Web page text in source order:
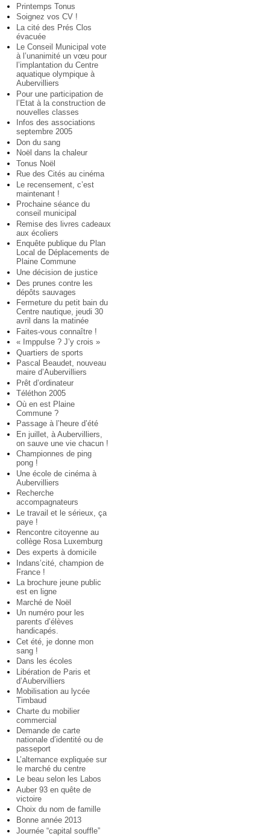
Printemps Tonus
Soignez vos CV !
La cité des Prés Clos
évacuée
Le Conseil Municipal vote
à l’unanimité un vœu pour
l’implantation du Centre
aquatique olympique à
Aubervilliers
Pour une participation de
l’Etat à la construction de
nouvelles classes
Infos des associations
septembre 2005
Don du sang
Noël dans la chaleur
Tonus Noël
Rue des Cités au cinéma
Le recensement, c’est
maintenant !
Prochaine séance du
conseil municipal
Remise des livres cadeaux
aux écoliers
Enquête publique du Plan
Local de Déplacements de
Plaine Commune
Une décision de justice
Des prunes contre les
dépôts sauvages
Fermeture du petit bain du
Centre nautique, jeudi 30
avril dans la matinée
Faites-vous connaître !
« Imppulse ? J’y crois »
Quartiers de sports
Pascal Beaudet, nouveau
maire d’Aubervilliers
Prêt d’ordinateur
Téléthon 2005
Où en est Plaine
Commune ?
Passage à l’heure d’été
En juillet, à Aubervilliers,
on sauve une vie chacun !
Championnes de ping
pong !
Une école de cinéma à
Aubervilliers
Recherche
accompagnateurs
Le travail et le sérieux, ça
paye !
Rencontre citoyenne au
collège Rosa Luxemburg
Des experts à domicile
Indans’cité, champion de
France !
La brochure jeune public
est en ligne
Marché de Noël
Un numéro pour les
parents d’élèves
handicapés.
Cet été, je donne mon
sang !
Dans les écoles
Libération de Paris et
d’Aubervilliers
Mobilisation au lycée
Timbaud
Charte du mobilier
commercial
Demande de carte
nationale d’identité ou de
passeport
L’alternance expliquée sur
le marché du centre
Le beau selon les Labos
Auber 93 en quête de
victoire
Choix du nom de famille
Bonne année 2013
Journée “capital souffle”